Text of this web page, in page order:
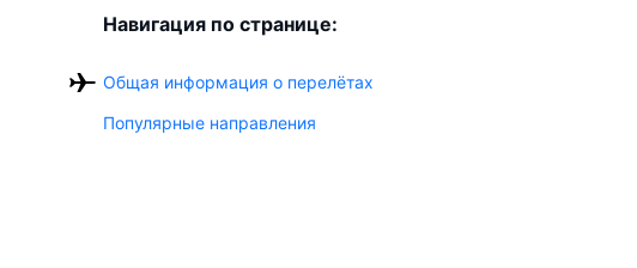
Навигация по странице:
Общая информация о перелётах
Популярные направления